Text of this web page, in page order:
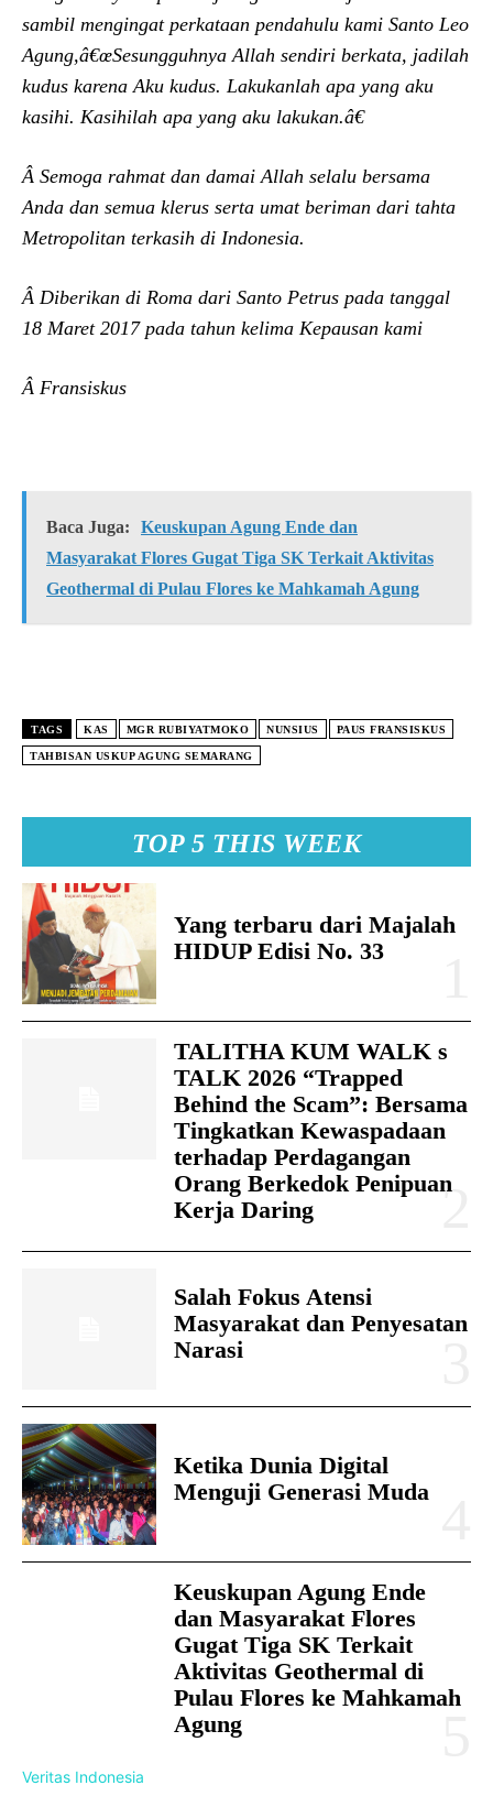
TOP 5 THIS WEEK
Yang terbaru dari Majalah
HIDUP Edisi No. 33
TALITHA KUM WALK s
TALK 2026 “Trapped
Behind the Scam”: Bersama
Tingkatkan Kewaspadaan
terhadap Perdagangan
Orang Berkedok Penipuan
Kerja Daring
Salah Fokus Atensi
Masyarakat dan Penyesatan
Narasi
Ketika Dunia Digital
Menguji Generasi Muda
Keuskupan Agung Ende
dan Masyarakat Flores
Gugat Tiga SK Terkait
Aktivitas Geothermal di
Pulau Flores ke Mahkamah
Agung
Veritas Indonesia
sambil mengingat perkataan pendahulu kami Santo Leo
Agung,â€œSesungguhnya Allah sendiri berkata, jadilah
kudus karena Aku kudus. Lakukanlah apa yang aku
kasihi. Kasihilah apa yang aku lakukan.â€
Â Semoga rahmat dan damai Allah selalu bersama
Anda dan semua klerus serta umat beriman dari tahta
Metropolitan terkasih di Indonesia.
Â Diberikan di Roma dari Santo Petrus pada tanggal
18 Maret 2017 pada tahun kelima Kepausan kami
Â Fransiskus
Baca Juga:
Keuskupan Agung Ende dan
Masyarakat Flores Gugat Tiga SK Terkait Aktivitas
Geothermal di Pulau Flores ke Mahkamah Agung
TAGS KAS MGR RUBIYATMOKO NUNSIUS PAUS FRANSISKUS
TAHBISAN USKUP AGUNG SEMARANG